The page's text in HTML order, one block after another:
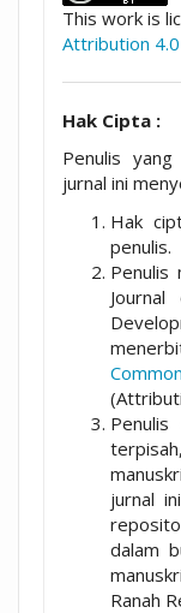
This work is
Attribution
Hak Cipta :
Penulis yang
jurnal ini
Hak
penulis.
Penulis
jurnal
dalam
Ranah